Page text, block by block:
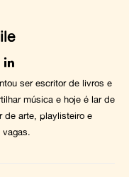
ser escritor de livros e
música e hoje é lar de
de arte, playlisteiro e
vagas.